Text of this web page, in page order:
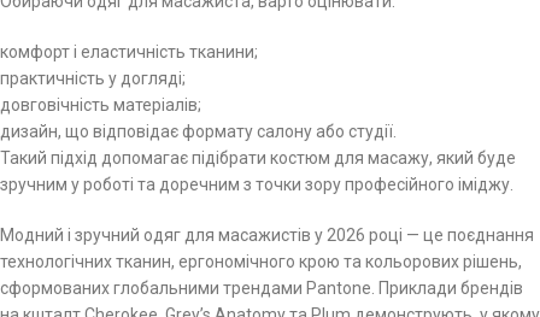
комфорт і еластичність тканини;
практичність у догляді;
довговічність матеріалів;
дизайн, що відповідає формату салону або студії.
Такий підхід допомагає підібрати костюм для масажу, який буде
зручним у роботі та доречним з точки зору професійного іміджу.
Модний і зручний одяг для масажистів у 2026 році — це поєднання
технологічних тканин, ергономічного крою та кольорових рішень,
сформованих глобальними трендами Pantone. Приклади брендів